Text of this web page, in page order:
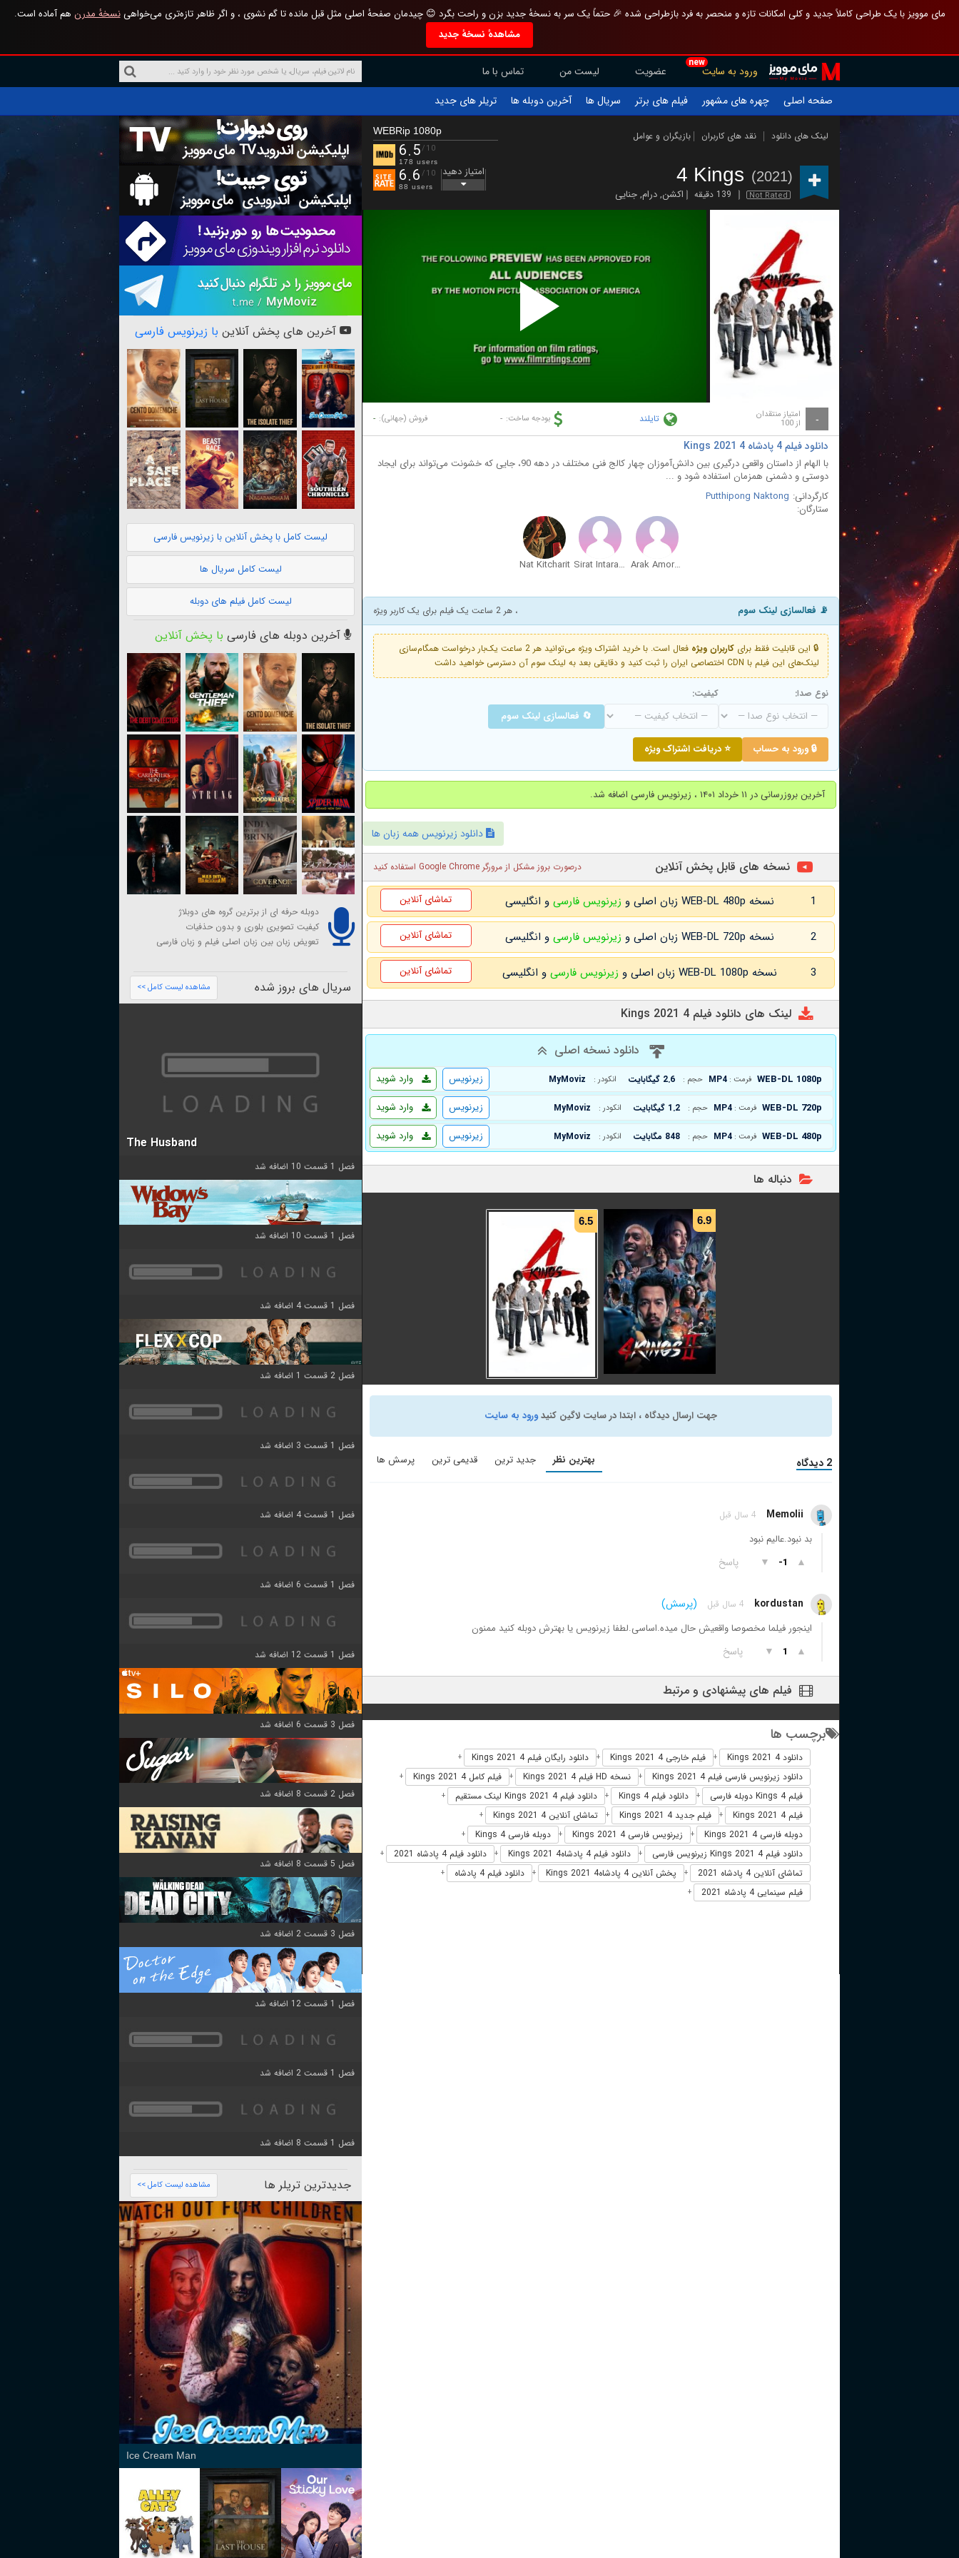
مای موویز با یک طراحی کاملاً جدید و کلی امکانات تازه و منحصر به فرد بازطراحی شده 🎉 حتماً یک سر به نسخهٔ جدید بزن و راحت بگرد 😊 چیدمان صفحهٔ اصلی مثل قبل مانده تا گم نشوی ، و اگر ظاهر تازه‌تری می‌خواهینسخهٔ مدرن هم آماده است.
مشاهدهٔ نسخهٔ جدید
new
ورود به سایت عضویت لیست من
تماس با ما
صفحه اصلی
چهره های مشهور فیلم های برتر سریال ها آخرین دوبله ها تریلر های جدید
لینک های دانلود نقد های کاربران بازیگران و عوامل
4 Kings (2021)
Not Rated 139 دقیقه اکشن,درام,جنایی
WEBRip 1080p
6.5/10
178 users
6.6 /10
88 users
امتیاز دهید
Play
Video
- امتیاز منتقدان
از 100 تایلند بودجه ساخت: - فروش (جهانی): -
دانلود فیلم 4 پادشاه 4 Kings 2021
با الهام از داستان واقعی درگیری بین دانش‌آموزان چهار کالج فنی مختلف در دهه 90، جایی که خشونت می‌تواند برای ایجاد
دوستی و دشمنی همزمان استفاده شود و ...
کارگردانی: Putthipong Naktong
ستارگان:
Arak Amornsupasiri
Sirat Intarachote
Nat Kitcharit
📡 فعالسازی لینک سوم ، هر 2 ساعت یک فیلم برای یک کاربر ویژه
🔒 این قابلیت فقط برای کاربران ویژه
فعال است. با خرید اشتراک ویژه می‌توانید هر 2 ساعت یک‌بار درخواست همگام‌سازی
لینک‌های این فیلم با CDN اختصاصی ایران را ثبت کنید و دقایقی بعد به لینک سوم آن دسترسی خواهید داشت
نوع صدا: کیفیت:
🔄 فعالسازی لینک سوم
🔒 ورود به حساب ⭐ دریافت اشتراک ویژه
آخرین بروزرسانی در ۱۱ خرداد ۱۴۰۱ ، زیرنویس فارسی اضافه شد.
دانلود زیرنویس همه زبان ها
نسخه های قابل پخش آنلاین درصورت بروز مشکل از مرورگر Google Chrome استفاده کنید
1 نسخه WEB-DL 480p زبان اصلی و زیرنویس فارسی و انگلیسی تماشای آنلاین
2 نسخه WEB-DL 720p زبان اصلی و زیرنویس فارسی و انگلیسی تماشای آنلاین
3 نسخه WEB-DL 1080p زبان اصلی و زیرنویس فارسی و انگلیسی تماشای آنلاین
لینک های دانلود فیلم 4 Kings 2021
دانلود نسخه اصلی
WEB-DL 1080p فرمت : MP4 حجم : 2.6 گیگابایت انکودر : MyMoviz وارد شوید
زیرنویس
WEB-DL 720p فرمت : MP4 حجم : 1.2 گیگابایت انکودر : MyMoviz وارد شوید
زیرنویس
WEB-DL 480p فرمت : MP4 حجم : 848 مگابایت انکودر : MyMoviz وارد شوید زیرنویس
دنباله ها
6.9
4 Kings 2
(2023)
اکشن,درام,جنایی
6.5
4 Kings
جهت ارسال دیدگاه ، ابتدا در سایت لاگین کنیدورود به سایت
2 دیدگاه بهترین نظر جدید ترین قدیمی ترین پرسش ها
Memolii 4 سال قبل
بد نبود.عالیم نبود
▲
-1
▼ پاسخ
kordustan 4 سال قبل (پرسش)
اینجور فیلما مخصوصا واقعیش حال میده.اساسی.لطفا زیرنویس یا بهترش دوبله کنید ممنون
▲
1
▼ پاسخ
فیلم های پیشنهادی و مرتبط
برچسب ها
دانلود 4 Kings 2021 + فیلم خارجی 4 Kings 2021 + دانلود رایگان فیلم 4 Kings 2021 +
دانلود زیرنویس فارسی فیلم 4 Kings 2021 + نسخه HD فیلم 4 Kings 2021 + فیلم کامل 4 Kings 2021 +
فیلم 4 Kings دوبله فارسی + دانلود فیلم 4 Kings + دانلود فیلم 4 Kings 2021 لینک مستقیم +
فیلم 4 Kings 2021 + فیلم جدید 4 Kings 2021 + تماشای آنلاین 4 Kings 2021 +
دوبله فارسی 4 Kings 2021 + زیرنویس فارسی 4 Kings 2021 + دوبله فارسی 4 Kings +
دانلود فیلم 4 Kings 2021 زیرنویس فارسی + دانلود فیلم 4 پادشاه4 Kings 2021 + دانلود فیلم 4 پادشاه 2021 +
تماشای آنلاین 4 پادشاه 2021 + پخش آنلاین 4 پادشاه4 Kings 2021 + دانلود فیلم 4 پادشاه +
فیلم سینمایی 4 پادشاه 2021 +
آخرین های پخش آنلاین با زیرنویس فارسی
لیست کامل با پخش آنلاین با زیرنویس فارسی
لیست کامل سریال ها
لیست کامل فیلم های دوبله
آخرین دوبله های فارسی با پخش آنلاین
دوبله حرفه ای از برترین گروه های دوبلاژ
کیفیت تصویری بلوری و بدون حذفیات
تعویض زبان بین زبان اصلی فیلم و زبان فارسی
سریال های بروز شده مشاهده لیست کامل >>
The Husband
فصل 1 قسمت 10 اضافه شد
فصل 1 قسمت 10 اضافه شد
فصل 1 قسمت 4 اضافه شد
فصل 2 قسمت 1 اضافه شد
فصل 1 قسمت 3 اضافه شد
فصل 1 قسمت 4 اضافه شد
فصل 1 قسمت 6 اضافه شد
فصل 1 قسمت 12 اضافه شد
فصل 3 قسمت 6 اضافه شد
فصل 2 قسمت 8 اضافه شد
فصل 5 قسمت 8 اضافه شد
فصل 3 قسمت 2 اضافه شد
فصل 1 قسمت 12 اضافه شد
فصل 1 قسمت 2 اضافه شد
فصل 1 قسمت 8 اضافه شد
جدیدترین تریلر ها مشاهده لیست کامل >>
Ice Cream Man